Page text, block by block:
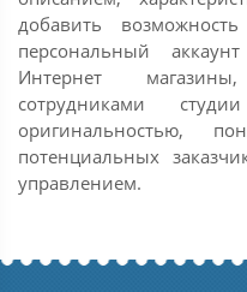
добавить
персональный
Интернет
сотрудниками
оригинальностью,
потенциальных
управлением.